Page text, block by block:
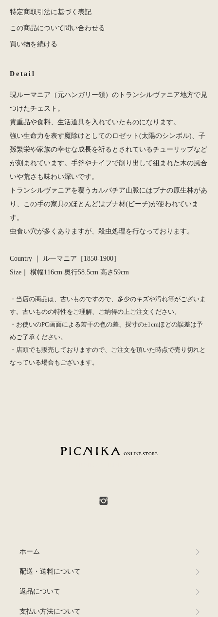
特定商取引法に基づく表記
この商品について問い合わせる
買い物を続ける
Detail
現ルーマニア（元ハンガリー領）のトランシルヴァニア地方で見
つけたチェスト。
貴重品や食料、生活道具を入れていたものになります。
強い生命力を表す魔除けとしてのロゼット(太陽のシンボル)、子
孫繁栄や家族の幸せな成長を祈るとされているチューリップなど
が刻まれています。手斧やナイフで削り出して組まれた木の風合
いや荒さも味わい深いです。
トランシルヴァニアを覆うカルパチア山脈にはブナの原生林があ
り、この手の家具のほとんどはブナ材(ビーチ)が使われていま
す。
虫食い穴が多くありますが、殺虫処理を行なっております。
Country ｜ ルーマニア［1850-1900］
Size｜ 横幅116cm 奥行58.5cm 高さ59cm
・当店の商品は、古いものですので、多少のキズや汚れ等がございま
す。古いものの特性をご理解、ご納得の上ご注文ください。
・お使いのPC画面による若干の色の差、採寸の±1cmほどの誤差は予
めご了承ください。
・店頭でも販売しておりますので、ご注文を頂いた時点で売り切れと
なっている場合もございます。
ホーム
配送・送料について
返品について
支払い方法について